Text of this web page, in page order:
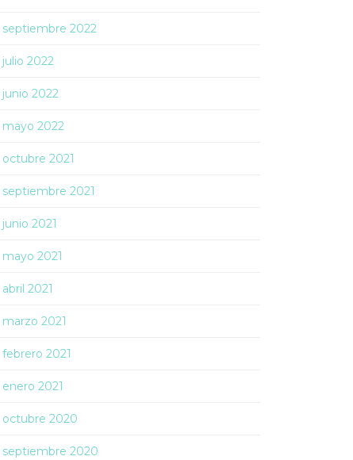
septiembre 2022
julio 2022
junio 2022
mayo 2022
octubre 2021
septiembre 2021
junio 2021
mayo 2021
abril 2021
marzo 2021
febrero 2021
enero 2021
octubre 2020
septiembre 2020